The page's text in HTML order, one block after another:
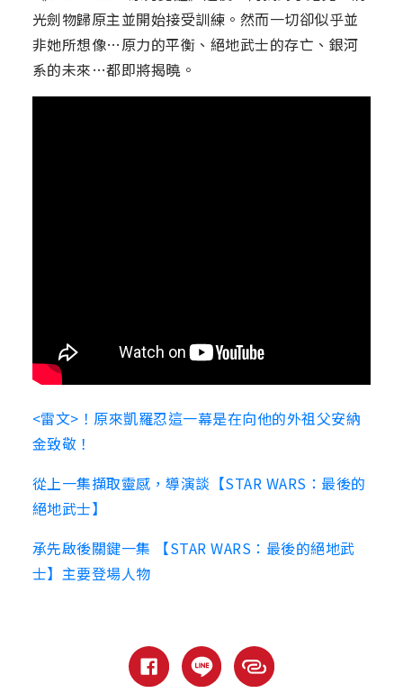
光劍物歸原主並開始接受訓練。然而一切卻似乎並
非她所想像…原力的平衡、絕地武士的存亡、銀河
系的未來…都即將揭曉。
<雷文>！原來凱羅忍這一幕是在向他的外祖父安納
金致敬！
從上一集擷取靈感，導演談【STAR WARS：最後的
絕地武士】
承先啟後關鍵一集 【STAR WARS：最後的絕地武
士】主要登場人物